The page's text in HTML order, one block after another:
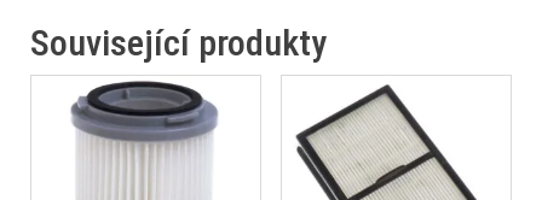
Související produkty